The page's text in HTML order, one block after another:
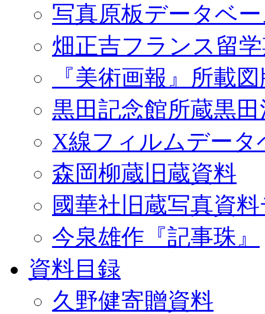
写真原板データベ
畑正吉フランス留
『美術画報』所載
黒田記念館所蔵黒
X線フィルムデータ
森岡柳蔵旧蔵資料
國華社旧蔵写真資
今泉雄作『記事珠』
資料目録
久野健寄贈資料